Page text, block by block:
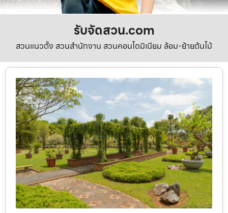
รับจัดสวน.com
สวนแนวตั้ง สวนสำนักงาน สวนคอนโดมิเนียม ล้อม-ย้ายต้นไม้